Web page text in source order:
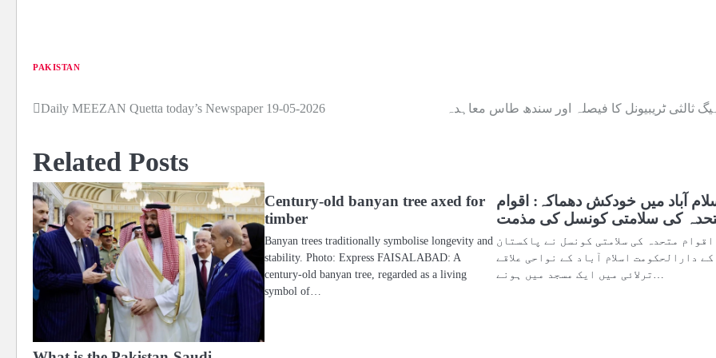
PAKISTAN
Post
Daily MEEZAN Quetta today’s Newspaper 19-05-2026 ہیگ ثالثی ٹریبیونل کا فیصلہ اور سندھ طاس معاہدہ
Related Posts
Century-old banyan tree axed for
timber
Banyan trees traditionally symbolise longevity and
stability. Photo: Express FAISALABAD: A
century-old banyan tree, regarded as a living
symbol of…
آباد میں خودکش دھماکہ: اقوام
کی سلامتی کونسل کی مذمت
اقوام متحدہ کی سلامتی کونسل نے پاکستان
کے دارالحکومت اسلام آباد کے نواحی علاقے
ترلائی میں ایک مسجد میں ہونے…